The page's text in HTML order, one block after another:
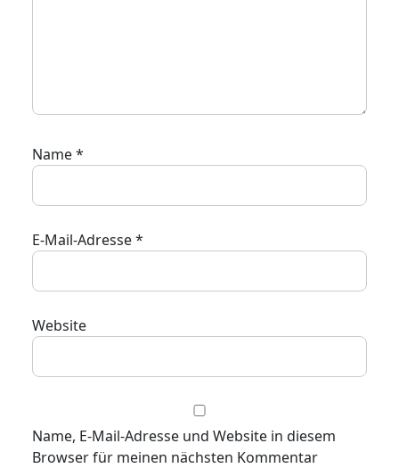
Name*
E-Mail-Adresse*
Website
Name, E-Mail-Adresse und Website in diesem
Browser für meinen nächsten Kommentar